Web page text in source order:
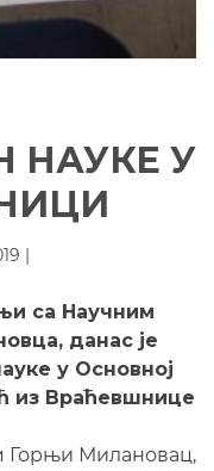
НАУКЕ У
|
са Научним
данас је
у Основној
из Враћевшнице
Горњи Милановац,